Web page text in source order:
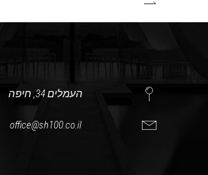
העמלים 34, חיפה
office@sh100.co.il